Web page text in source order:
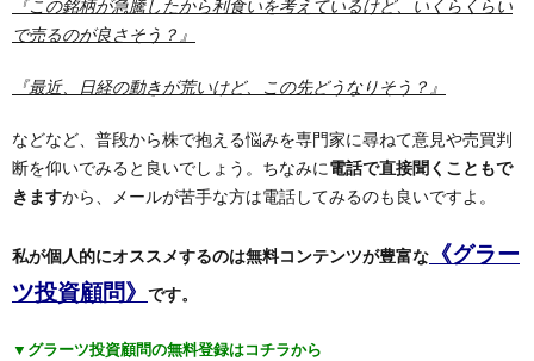
『この銘柄が急騰したから利食いを考えているけど、いくらくらい
で売るのが良さそう？』
『最近、日経の動きが荒いけど、この先どうなりそう？』
などなど、普段から株で抱える悩みを専門家に尋ねて意見や売買判
断を仰いでみると良いでしょう。ちなみに電話で直接聞くこともで
きますから、メールが苦手な方は電話してみるのも良いですよ。
私が個人的にオススメするのは無料コンテンツが豊富な 《グラー
ツ投資顧問》 です。
▼グラーツ投資顧問の無料登録はコチラから